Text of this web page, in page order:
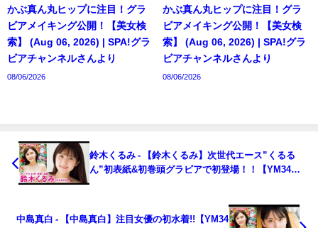
かぶ真ん丸ヒップに注目！グラ
ビアメイキング公開！【美女検
索】 (Aug 06, 2026) | SPA!グラ
ビアチャンネルさんより
08/06/2026
かぶ真ん丸ヒップに注目！グラ
ビアメイキング公開！【美女検
索】 (Aug 06, 2026) | SPA!グラ
ビアチャンネルさんより
08/06/2026
鈴木くるみ - 【鈴木くるみ】次世代エース”くるる
ん”初表紙&初巻頭グラビアで初登場！！【YM34
中島真白 - 【中島真白】注目女優の初水着!!【YM34